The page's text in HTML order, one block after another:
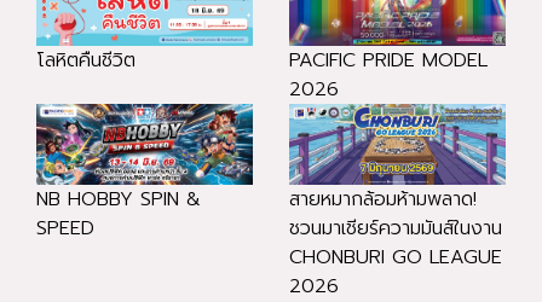
โลหิตคืนชีวิต
PACIFIC PRIDE MODEL
2026
NB HOBBY SPIN &
SPEED
สายหมากล้อมห้ามพลาด!
ชวนมาเชียร์ความมันส์ในงาน
CHONBURI GO LEAGUE
2026